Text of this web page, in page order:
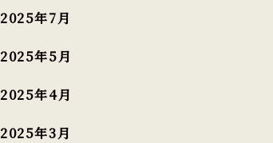
2025年7月
2025年5月
2025年4月
2025年3月